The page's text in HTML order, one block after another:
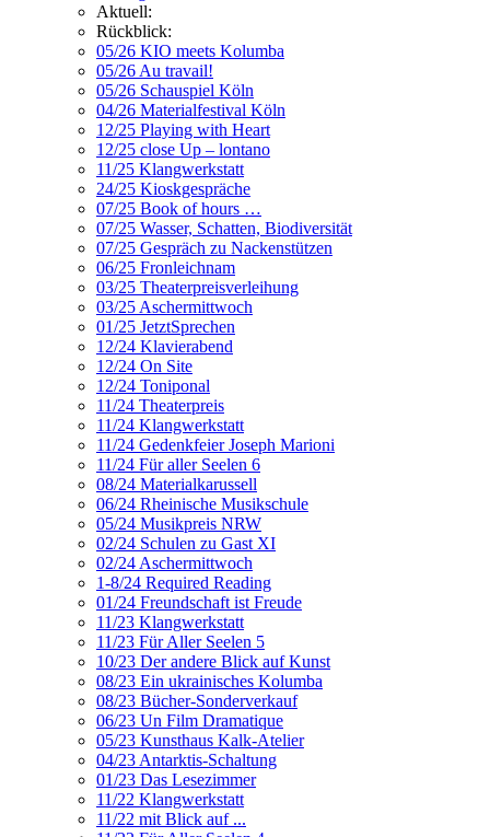
Aktuell:
Rückblick:
05/26 KIO meets Kolumba
05/26 Au travail!
05/26 Schauspiel Köln
04/26 Materialfestival Köln
12/25 Playing with Heart
12/25 close Up – lontano
11/25 Klangwerkstatt
24/25 Kioskgespräche
07/25 Book of hours …
07/25 Wasser, Schatten, Biodiversität
07/25 Gespräch zu Nackenstützen
06/25 Fronleichnam
03/25 Theaterpreisverleihung
03/25 Aschermittwoch
01/25 JetztSprechen
12/24 Klavierabend
12/24 On Site
12/24 Toniponal
11/24 Theaterpreis
11/24 Klangwerkstatt
11/24 Gedenkfeier Joseph Marioni
11/24 Für aller Seelen 6
08/24 Materialkarussell
06/24 Rheinische Musikschule
05/24 Musikpreis NRW
02/24 Schulen zu Gast XI
02/24 Aschermittwoch
1-8/24 Required Reading
01/24 Freundschaft ist Freude
11/23 Klangwerkstatt
11/23 Für Aller Seelen 5
10/23 Der andere Blick auf Kunst
08/23 Ein ukrainisches Kolumba
08/23 Bücher-Sonderverkauf
06/23 Un Film Dramatique
05/23 Kunsthaus Kalk-Atelier
04/23 Antarktis-Schaltung
01/23 Das Lesezimmer
11/22 Klangwerkstatt
11/22 mit Blick auf ...